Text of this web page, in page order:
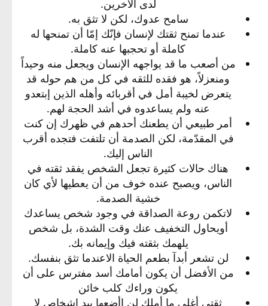
لدى الآخرين.​
سامح عدوك، لكن لا تثق به.​
عندما تمنح ثقتك لإنسان فإنّك إمّا أن تمنحها له
كاملة أو تحجبها عنه كاملة.​
من أصعب ما قد يواجهه الإنسان ويجعل منه وحيداً
ومنعزلاً، هو فقده للثقه في كل من هم حوله قد
يتعرض لخيبة أمل في أقربائه وأهله الذين إبتعدو
عنه ولم يساعدوه في أشد الحجة لهم.​
أمر طبيعي أن يطعنك أحدهم في ظهرك إن كنت
في المقدّمة، لكن الصدمة أن تلتفت فتجده أقرب
الناس إليك.​
هناك حالات كثيرة تجعل الشخص يفقد ثقته في
الناس، ويصبح عنده خوف من أن يعطيها لأي كان
خشية الصدمة.​
لاتكمن روعة الصداقة في وجود شخص يساعدك
أويحاول التخفيف عنك وقت الشدة، بل شخص
يلهمك بثقته فيك وإيمانه بك.​
لن تشعر أبدآ بطعم الحياة الاعندما تثق بنفسك.​
من الأفضل أن يكون أمامك أسد مفترس على أن
يكون وراءك كلب خائن​
ثقتي أغلى ما أملك لن اأضعها بيد اشخاص لا